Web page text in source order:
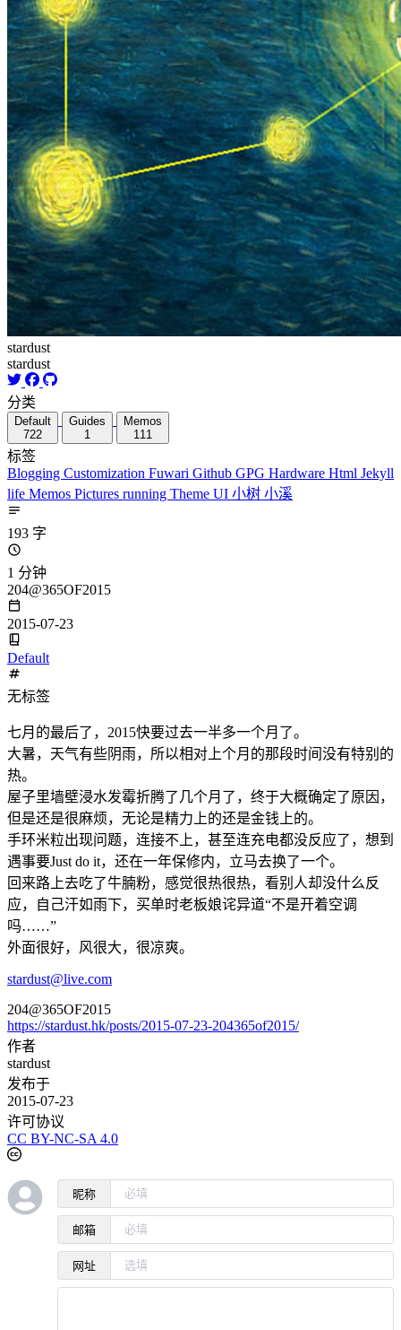
stardust
stardust
分类
Default
722
Guides
1
Memos
111
标签
Blogging Customization Fuwari Github GPG Hardware Html Jekyll
life Memos Pictures running Theme UI 小树 小溪
193 字
1 分钟
204@365OF2015
2015-07-23
Default
无标签
七月的最后了，2015快要过去一半多一个月了。
大暑，天气有些阴雨，所以相对上个月的那段时间没有特别的
热。
屋子里墙壁浸水发霉折腾了几个月了，终于大概确定了原因，
但是还是很麻烦，无论是精力上的还是金钱上的。
手环米粒出现问题，连接不上，甚至连充电都没反应了，想到
遇事要Just do it，还在一年保修内，立马去换了一个。
回来路上去吃了牛腩粉，感觉很热很热，看别人却没什么反
应，自己汗如雨下，买单时老板娘诧异道“不是开着空调
吗……”
外面很好，风很大，很凉爽。
stardust@live.com
204@365OF2015
https://stardust.hk/posts/2015-07-23-204365of2015/
作者
stardust
发布于
2015-07-23
许可协议
CC BY-NC-SA 4.0
昵称
邮箱
网址